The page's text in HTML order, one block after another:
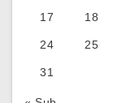
17 18
24 25
31